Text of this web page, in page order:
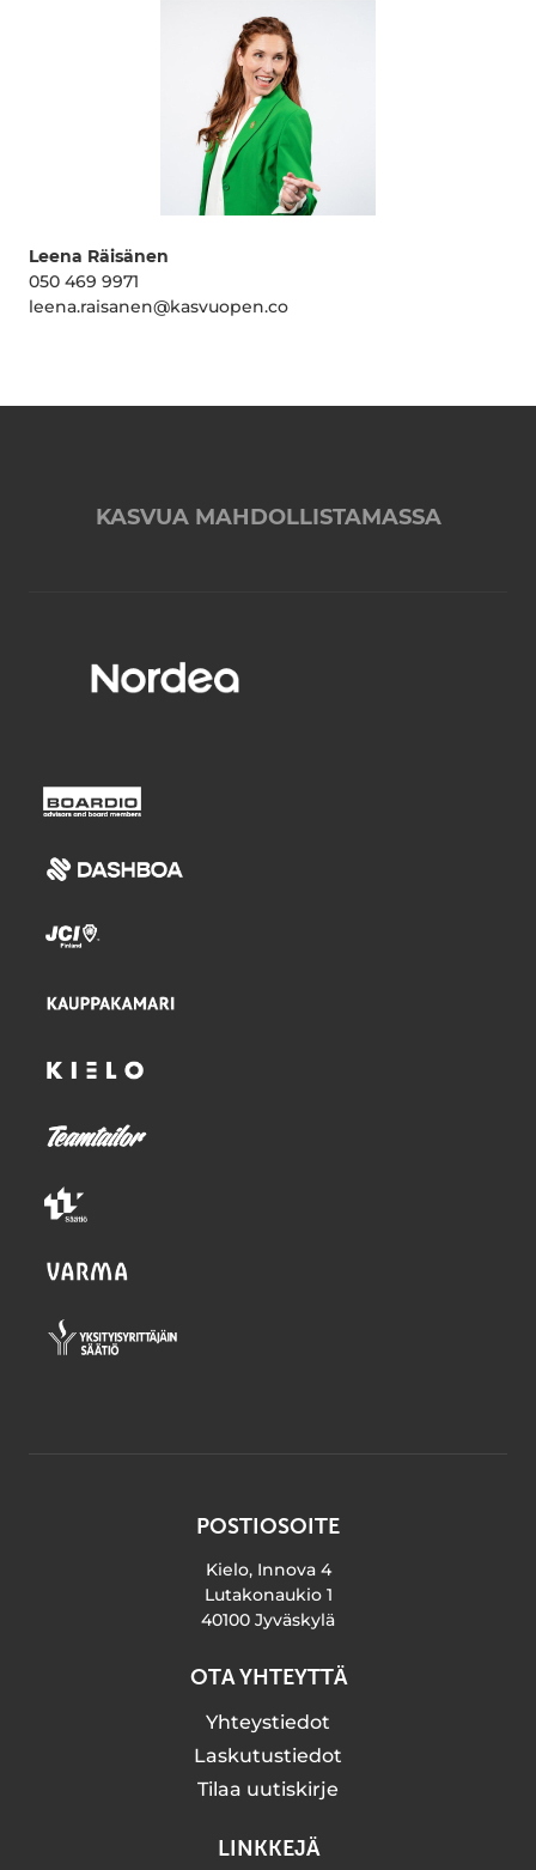
Leena Räisänen
050 469 9971
leena.raisanen@kasvuopen.co
KASVUA MAHDOLLISTAMASSA
POSTIOSOITE
Kielo, Innova 4
Lutakonaukio 1
40100 Jyväskylä
OTA YHTEYTTÄ
Yhteystiedot
Laskutustiedot
Tilaa uutiskirje
LINKKEJÄ